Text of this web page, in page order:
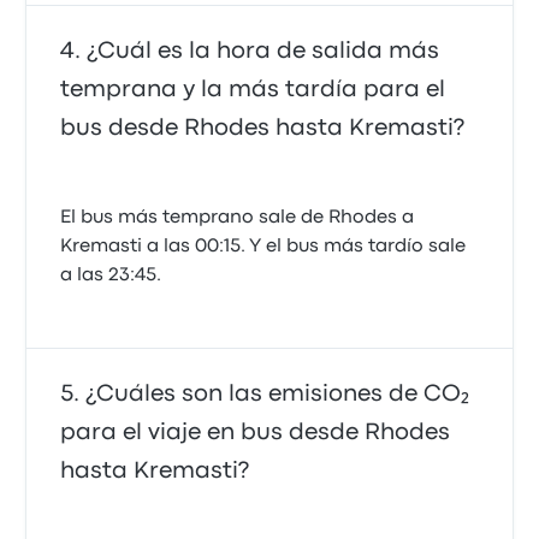
¿Cuál es la hora de salida más
temprana y la más tardía para el
bus desde Rhodes hasta Kremasti?
El bus más temprano sale de Rhodes a
Kremasti a las 00:15. Y el bus más tardío sale
a las 23:45.
¿Cuáles son las emisiones de CO₂
para el viaje en bus desde Rhodes
hasta Kremasti?